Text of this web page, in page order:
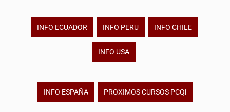
INFO ECUADOR INFO PERU INFO CHILE
INFO USA
INFO ESPAÑA PROXIMOS CURSOS PCQi